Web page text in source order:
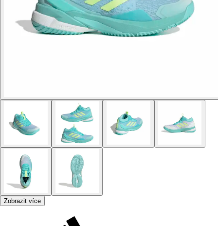
Zobrazit více